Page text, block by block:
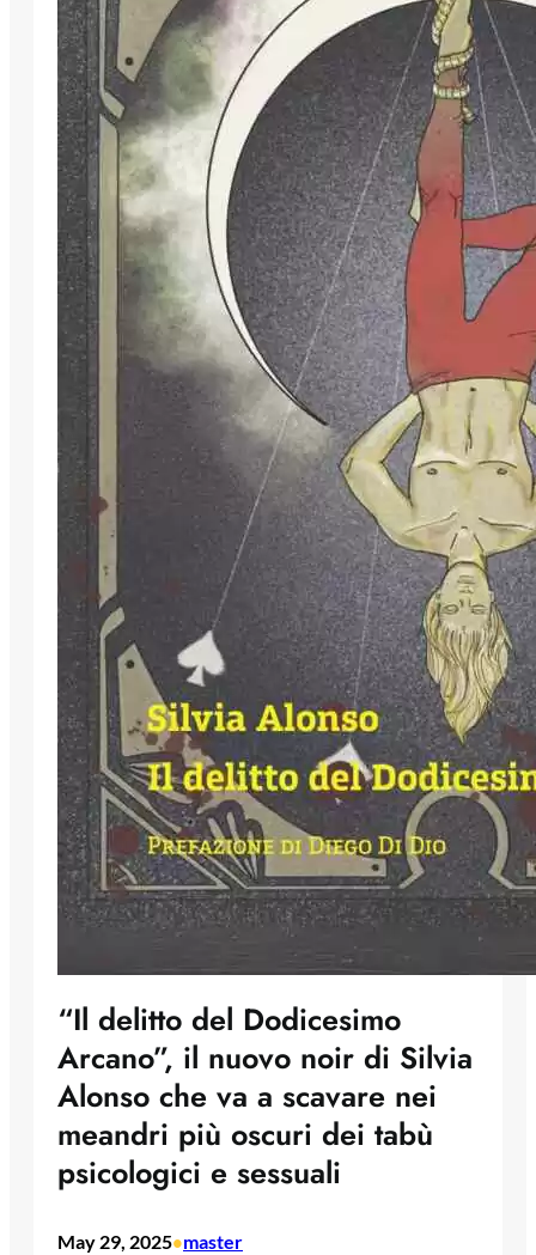
“Il delitto del Dodicesimo
Arcano”, il nuovo noir di Silvia
Alonso che va a scavare nei
meandri più oscuri dei tabù
psicologici e sessuali
May 29, 2025•master